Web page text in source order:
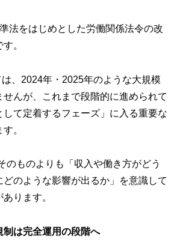
法をはじめとした労働関係法令の改
。
、2024年・2025年のような大規模
んが、これまで段階的に進められて
して定着するフェーズ」に入る重要な
。
のものよりも「収入や働き方がどう
のような影響が出るか」を意識して
ります。
制は完全運用の段階へ